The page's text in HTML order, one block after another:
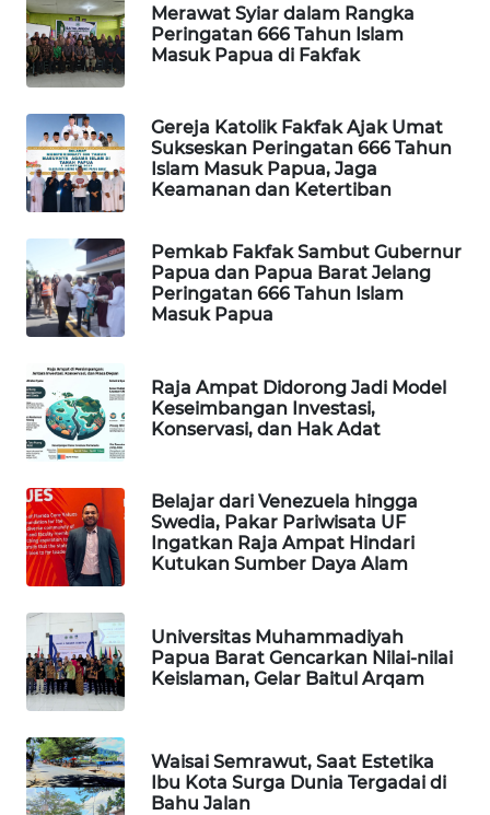
Merawat Syiar dalam Rangka
Peringatan 666 Tahun Islam
Masuk Papua di Fakfak
Gereja Katolik Fakfak Ajak Umat
Sukseskan Peringatan 666 Tahun
Islam Masuk Papua, Jaga
Keamanan dan Ketertiban
Pemkab Fakfak Sambut Gubernur
Papua dan Papua Barat Jelang
Peringatan 666 Tahun Islam
Masuk Papua
Raja Ampat Didorong Jadi Model
Keseimbangan Investasi,
Konservasi, dan Hak Adat
Belajar dari Venezuela hingga
Swedia, Pakar Pariwisata UF
Ingatkan Raja Ampat Hindari
Kutukan Sumber Daya Alam
Universitas Muhammadiyah
Papua Barat Gencarkan Nilai-nilai
Keislaman, Gelar Baitul Arqam
Waisai Semrawut, Saat Estetika
Ibu Kota Surga Dunia Tergadai di
Bahu Jalan
PORTAL
KONSUMEN
FORWAMKI
ALPERKLINAS
FORJASIDA
TAMBANG
NEWS
SITUNGIR
NEWS
SIDIKALANG
SIBARAGAS
NEWS
METRO
SIANTAR
NEWS
MEDAN
NEWS